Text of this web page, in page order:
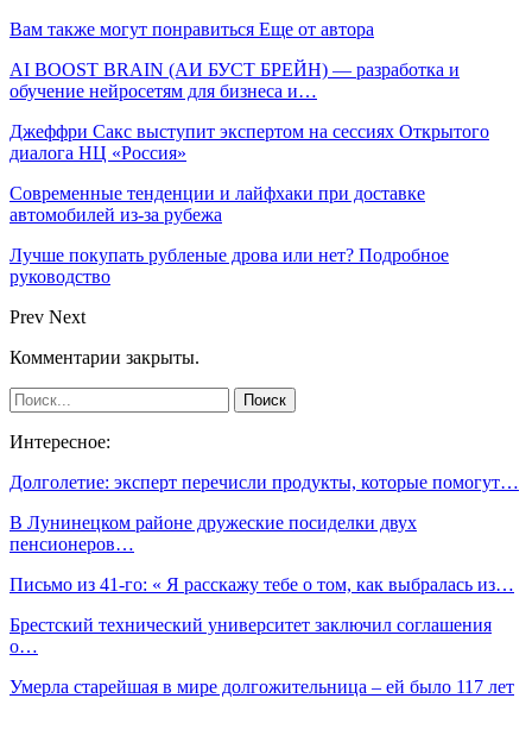
Вам также могут понравиться Еще от автора
AI BOOST BRAIN (АИ БУСТ БРЕЙН) — разработка и
обучение нейросетям для бизнеса и…
Джеффри Сакс выступит экспертом на сессиях Открытого
диалога НЦ «Россия»
Современные тенденции и лайфхаки при доставке
автомобилей из-за рубежа
Лучше покупать рубленые дрова или нет? Подробное
руководство
Prev Next
Комментарии закрыты.
Интересное:
Долголетие: эксперт перечисли продукты, которые помогут…
В Лунинецком районе дружеские посиделки двух
пенсионеров…
Письмо из 41-го: « Я расскажу тебе о том, как выбралась из…
Брестский технический университет заключил соглашения
о…
Умерла старейшая в мире долгожительница – ей было 117 лет